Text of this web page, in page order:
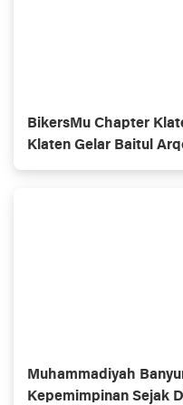
BikersMu Chapter
Klaten Gelar Baitul
Indonesia, Inovasi
Muhammadiyah
Kepemimpinan Sejak